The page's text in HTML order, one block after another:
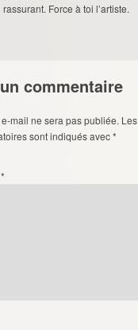
rassurant. Force à toi l’artiste.
commentaire
mail ne sera pas publiée. Les
sont indiqués avec*
*